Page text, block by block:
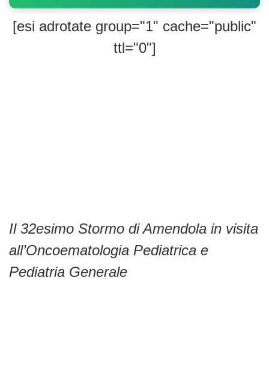
[esi adrotate group="1" cache="public"
ttl="0"]
Il 32esimo Stormo di Amendola in visita
all’Oncoematologia Pediatrica e
Pediatria Generale